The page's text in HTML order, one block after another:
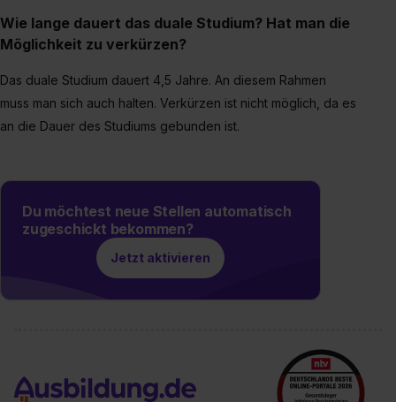
Einzelfall bei dem jeweiligen Inhalt erteilen. Willst du nur
bestimmte Verwendungszwecke zulassen, triff deine
Auswahl über die Checkboxen und klick auf „Auswahl
erlauben“. Die Einwilligung zur Platzierung von Cookies
der Kategorien „Präferenzen“, „Statistiken“ und „Social
Media und Marketing“ umfasst hierbei die Einwilligung
angemessenes Datenschutzniveau (EuGH – Schrems
II). Du kannst die von dir erteilte Einwilligung jederzeit mit
Wirkung für die Zukunft ganz oder teilweise über unsere
Datenschutzerklärung unter dem Punkt „Datenschutz-
Einstellungen“ widerrufen. Weitere Informationen zu den
einzelnen Cookies findest du durch Klick auf „Details
Wie lange dauert das duale Studium? Hat man die
Möglichkeit zu verkürzen?
Das duale Studium dauert 4,5 Jahre. An diesem Rahmen
muss man sich auch halten. Verkürzen ist nicht möglich, da es
an die Dauer des Studiums gebunden ist.
Du möchtest neue Stellen automatisch
zugeschickt bekommen?
Jetzt aktivieren